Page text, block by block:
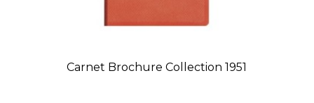
Carnet Brochure Collection 1951